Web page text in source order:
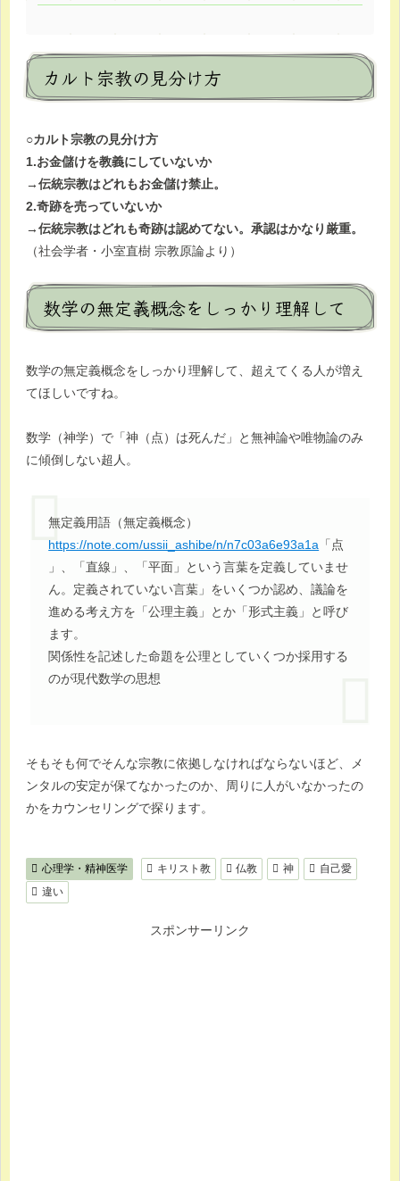
カルト宗教の見分け方
○カルト宗教の見分け方
1.お金儲けを教義にしていないか
→伝統宗教はどれもお金儲け禁止。
2.奇跡を売っていないか
→伝統宗教はどれも奇跡は認めてない。承認はかなり厳重。
（社会学者・小室直樹 宗教原論より）
数学の無定義概念をしっかり理解して
数学の無定義概念をしっかり理解して、超えてくる人が増え
てほしいですね。
数学（神学）で「神（点）は死んだ」と無神論や唯物論のみ
に傾倒しない超人。
無定義用語（無定義概念）
https://note.com/ussii_ashibe/n/n7c03a6e93a1a 「点
」、「直線」、「平面」という言葉を定義していませ
ん。定義されていない言葉」をいくつか認め、議論を
進める考え方を「公理主義」とか「形式主義」と呼び
ます。
関係性を記述した命題を公理としていくつか採用する
のが現代数学の思想
そもそも何でそんな宗教に依拠しなければならないほど、メ
ンタルの安定が保てなかったのか、周りに人がいなかったの
かをカウンセリングで探ります。
心理学・精神医学 キリスト教 仏教 神
自己愛
違い
スポンサーリンク